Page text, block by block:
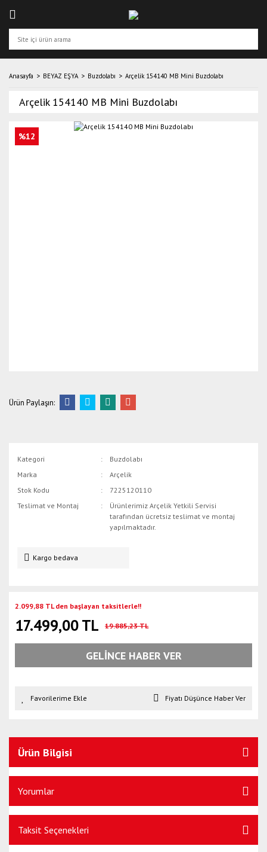
Anasayfa BEYAZ EŞYA Buzdolabı Arçelik 154140 MB Mini Buzdolabı
Arçelik 154140 MB Mini Buzdolabı
%12
Ürün Paylaşın:
Kategori
Buzdolabı
Marka
Arçelik
Stok Kodu
7225120110
Teslimat ve Montaj
Ürünlerimiz Arçelik Yetkili Servisi
tarafından ücretsiz teslimat ve montaj
yapılmaktadır.
Kargo bedava
2.099,88 TL den başlayan taksitlerle!!
17.499,00 TL 19.885,23 TL
GELİNCE HABER VER
Fiyatı Düşünce Haber Ver
Ürün Bilgisi
Yorumlar
Taksit Seçenekleri